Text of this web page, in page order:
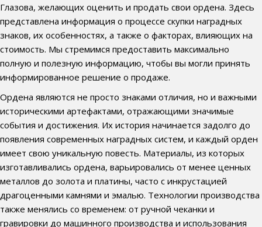
Глазова, желающих оценить и продать свои ордена. Здесь
представлена информация о процессе скупки наградных
знаков, их особенностях, а также о факторах, влияющих на
стоимость. Мы стремимся предоставить максимально
полную и полезную информацию, чтобы вы могли принять
информированное решение о продаже.
Ордена являются не просто знаками отличия, но и важными
историческими артефактами, отражающими значимые
события и достижения. Их история начинается задолго до
появления современных наградных систем, и каждый орден
имеет свою уникальную повесть. Материалы, из которых
изготавливались ордена, варьировались от менее ценных
металлов до золота и платины, часто с инкрустацией
драгоценными камнями и эмалью. Технологии производства
также менялись со временем: от ручной чеканки и
гравировки до машинного производства и использования